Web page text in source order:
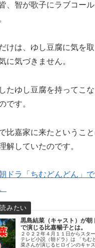
、智が歌子にラブコー
けは、ゆし豆腐に気を
に気づきません。
たゆし豆腐を持ってこ
です。
比嘉家に来たというこ
解していたのです。
ドラ「ちむどんどん」
黒島結菜（キャスト）が朝
で演じる比嘉暢子とは。
２０２２年４月１１日からスタ
テレビ小説（朝ドラ）は 「ちむ
菜さんが演じるヒロインのキャ